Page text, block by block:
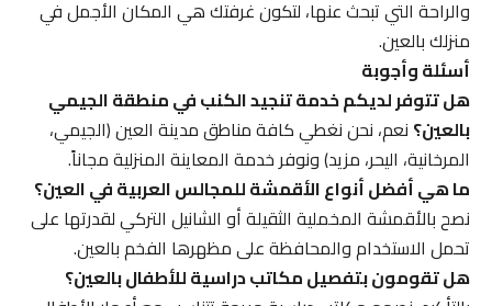
والراحة التي تبحث عنها، لتكون غرفتك هي المكان الأجمل في
منزلك بالعين.
أسئلة وأجوبة
هل تتوفر لديكم خدمة تنجيد الكنب في منطقة الجيمي
بالعين؟نعم، نحن نغطي كافة مناطق مدينة العين (الجيمي،
المرخانية، اليحر، مزيد) ونوفر خدمة المعاينة المنزلية مجاناً.
ما هي أفضل أنواع الأقمشة للمجالس العربية في العين؟
نصح بالأقمشة المخملية الثقيلة أو الشانيل التركي لقدرتها على
تحمل الاستخدام والمحافظة على مظهرها الفخم بالعين.
هل تقومون بتفصيل مكاتب دراسية للأطفال بالعين؟